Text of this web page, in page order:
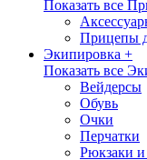
Показать все
Прицепы
Экипировка +
Показать все
Вейдерсы
Обувь
Очки
Перчатки
Рюкзаки и